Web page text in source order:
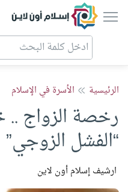
إسلام أون لاين
الرئيسية الأسرة في الإسلام
رخصة الزواج ..
“الفشل الزوجي”
ارشيف إسلام أون لاين